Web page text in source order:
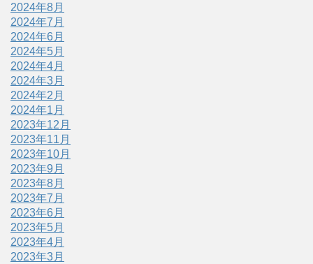
2024年8月
2024年7月
2024年6月
2024年5月
2024年4月
2024年3月
2024年2月
2024年1月
2023年12月
2023年11月
2023年10月
2023年9月
2023年8月
2023年7月
2023年6月
2023年5月
2023年4月
2023年3月